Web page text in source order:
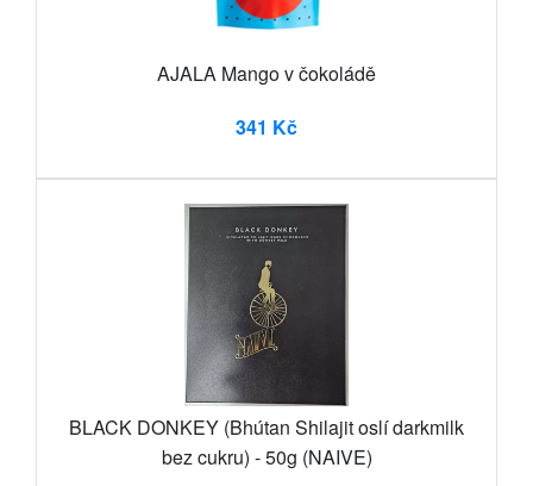
AJALA Mango v čokoládě
341 Kč
BLACK DONKEY (Bhútan Shilajit oslí darkmilk
bez cukru) - 50g (NAIVE)